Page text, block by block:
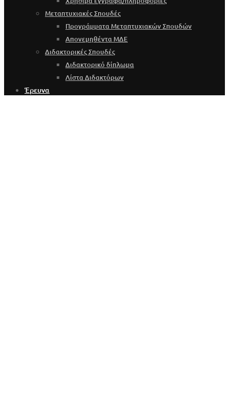
Μεταπτυχιακές Σπουδές
Προγράμματα Μεταπτυχιακών Σπουδών
Απονεμηθέντα ΜΔΕ
Διδακτορικές Σπουδές
Διδακτορικό δίπλωμα
Λίστα Διδακτόρων
Έρευνα